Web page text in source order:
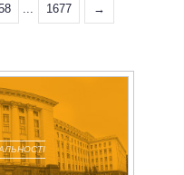
... 1677 →